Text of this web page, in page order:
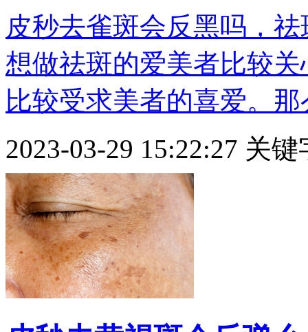
皮秒去雀斑会反黑吗，
想做祛斑的爱美者比较
比较受求美者的喜爱。那
2023-03-29 15:22:27 关键